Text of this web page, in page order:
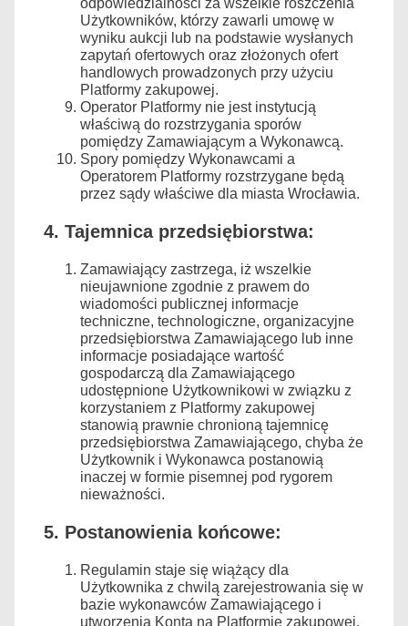
Użytkowników, którzy zawarli umowę w
wyniku aukcji lub na podstawie wysłanych
zapytań ofertowych oraz złożonych ofert
handlowych prowadzonych przy użyciu
Platformy zakupowej.
Operator Platformy nie jest instytucją
właściwą do rozstrzygania sporów
pomiędzy Zamawiającym a Wykonawcą.
Spory pomiędzy Wykonawcami a
Operatorem Platformy rozstrzygane będą
przez sądy właściwe dla miasta Wrocławia.
4. Tajemnica przedsiębiorstwa:
Zamawiający zastrzega, iż wszelkie
nieujawnione zgodnie z prawem do
wiadomości publicznej informacje
techniczne, technologiczne, organizacyjne
przedsiębiorstwa Zamawiającego lub inne
informacje posiadające wartość
gospodarczą dla Zamawiającego
udostępnione Użytkownikowi w związku z
korzystaniem z Platformy zakupowej
stanowią prawnie chronioną tajemnicę
przedsiębiorstwa Zamawiającego, chyba że
Użytkownik i Wykonawca postanowią
inaczej w formie pisemnej pod rygorem
nieważności.
5. Postanowienia końcowe:
Regulamin staje się wiążący dla
Użytkownika z chwilą zarejestrowania się w
bazie wykonawców Zamawiającego i
utworzenia Konta na Platformie zakupowej.